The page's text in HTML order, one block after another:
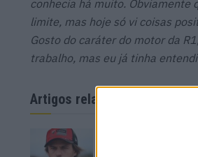
conhecia há muito. Obviamente
limite, mas hoje só vi coisas
Gosto do caráter do motor da
trabalho, mas eu já tinha
Artigos relacionados